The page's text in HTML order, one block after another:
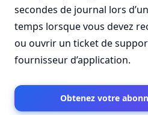
secondes de journal lors
temps lorsque vous devez
ou ouvrir un ticket de
fournisseur d’application.
Obtenez votre